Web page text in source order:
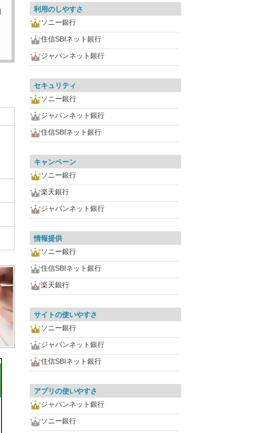
利用のしやすさ
ソニー銀行
住信SBIネット銀行
ジャパンネット銀行
セキュリティ
ソニー銀行
ジャパンネット銀行
住信SBIネット銀行
キャンペーン
ソニー銀行
楽天銀行
ジャパンネット銀行
情報提供
ソニー銀行
住信SBIネット銀行
楽天銀行
サイトの使いやすさ
ソニー銀行
ジャパンネット銀行
住信SBIネット銀行
アプリの使いやすさ
ジャパンネット銀行
ソニー銀行